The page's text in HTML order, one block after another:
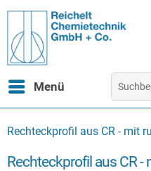
Menü
Rechteckprofil aus CR - mit
Rechteckprofil aus CR -